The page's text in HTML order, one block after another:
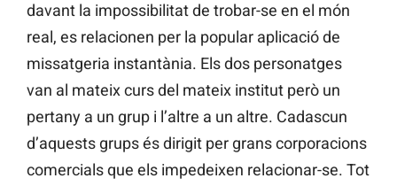
davant la impossibilitat de trobar-se en el món
real, es relacionen per la popular aplicació de
missatgeria instantània. Els dos personatges
van al mateix curs del mateix institut però un
pertany a un grup i l’altre a un altre. Cadascun
d’aquests grups és dirigit per grans corporacions
comercials que els impedeixen relacionar-se. Tot